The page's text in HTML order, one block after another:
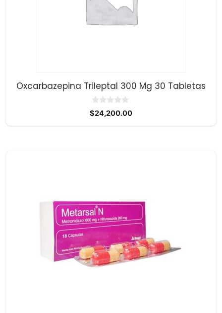
Oxcarbazepina Trileptal 300 Mg 30 Tabletas
0
d
$24,200.00